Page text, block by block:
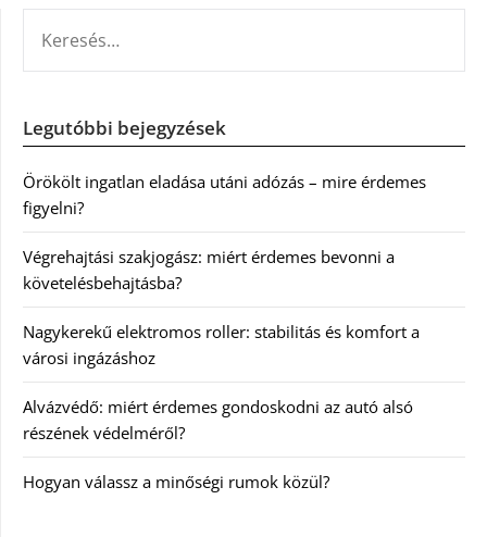
Legutóbbi bejegyzések
Örökölt ingatlan eladása utáni adózás – mire érdemes
figyelni?
Végrehajtási szakjogász: miért érdemes bevonni a
követelésbehajtásba?
Nagykerekű elektromos roller: stabilitás és komfort a
városi ingázáshoz
Alvázvédő: miért érdemes gondoskodni az autó alsó
részének védelméről?
Hogyan válassz a minőségi rumok közül?